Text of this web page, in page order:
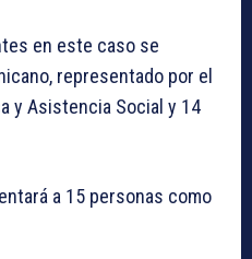
en este caso se
representado por el
y Asistencia Social y 14
a 15 personas como